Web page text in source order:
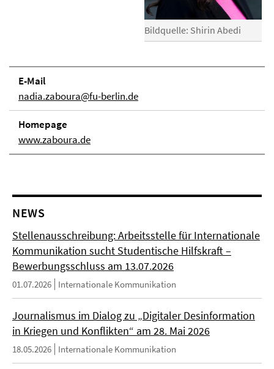
Bildquelle: Shirin Abedi
E-Mail
nadia.zaboura@fu-berlin.de
Homepage
www.zaboura.de
NEWS
Stellenausschreibung: Arbeitsstelle für Internationale
Kommunikation sucht Studentische Hilfskraft –
Bewerbungsschluss am 13.07.2026
01.07.2026 Internationale Kommunikation
Journalismus im Dialog zu „Digitaler Desinformation
in Kriegen und Konflikten“ am 28. Mai 2026
18.05.2026 Internationale Kommunikation